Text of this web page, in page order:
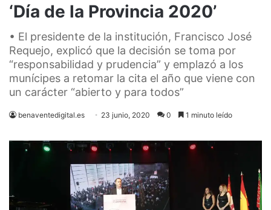
‘Día de la Provincia 2020’
• El presidente de la institución, Francisco José
Requejo, explicó que la decisión se toma por
“responsabilidad y prudencia” y emplazó a los
munícipes a retomar la cita el año que viene con
un carácter “abierto y para todos”
benaventedigital.es 23 junio, 2020 0 1 minuto leído